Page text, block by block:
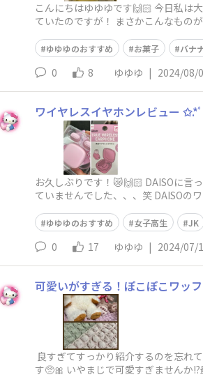
こんにちはゆゆゆです🙌🏻 今日私は
ていたのですが！ まさかこんなもの
ゆゆゆのおすすめ お菓子 バナ
0 8 ゆゆゆ | 2024/08/
ワイヤレスイヤホンレビュー ✩.*ﾟ
お久しぶりです！😿🙌🏻 DAISOに言
ていませんでした、、、笑 DAISOの
ゆゆゆのおすすめ 女子高生 JK
0 17 ゆゆゆ | 2024/07/
可愛いがすぎる！ぽこぽこワッ
良すぎてすっかり紹介するのを忘れ
す🥺🎀 いやまじで可愛すぎませんか